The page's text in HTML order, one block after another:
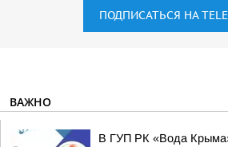
ПОДПИСАТЬСЯ НА
ВАЖНО
В ГУП РК «Вода